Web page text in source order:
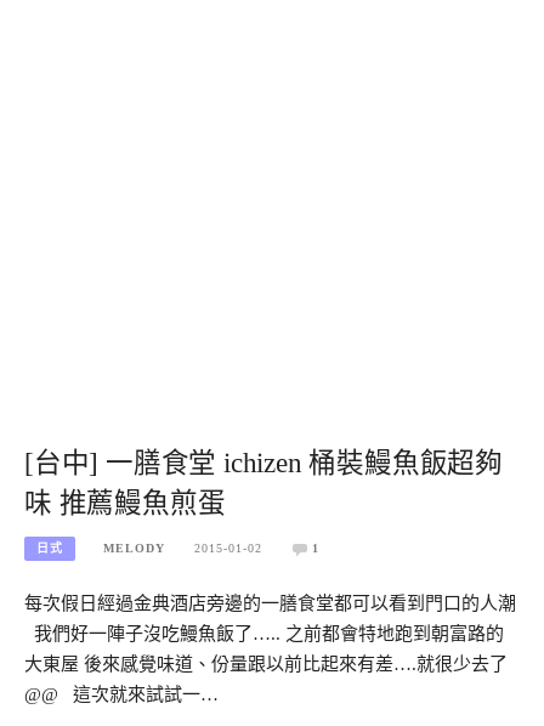
[台中] 一膳食堂 ichizen 桶裝鰻魚飯超夠
味 推薦鰻魚煎蛋
日式 MELODY 2015-01-02 1
每次假日經過金典酒店旁邊的一膳食堂都可以看到門口的人潮
我們好一陣子沒吃鰻魚飯了….. 之前都會特地跑到朝富路的
大東屋 後來感覺味道、份量跟以前比起來有差….就很少去了
@@ 這次就來試試一…